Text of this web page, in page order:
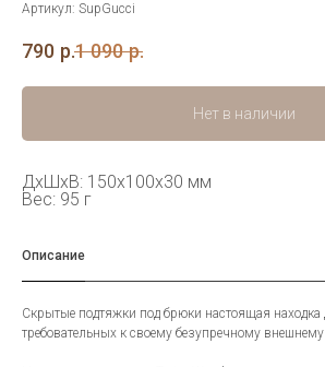
Артикул: SupGucci
790 р.1 090 р.
Нет в наличии
ДxШxВ: 150x100x30 мм
Вес: 95 г
Описание
Скрытые подтяжки под брюки настоящая
требовательных к своему безупречному внешнему